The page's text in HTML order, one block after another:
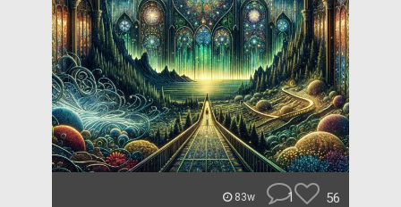
83w 1 56